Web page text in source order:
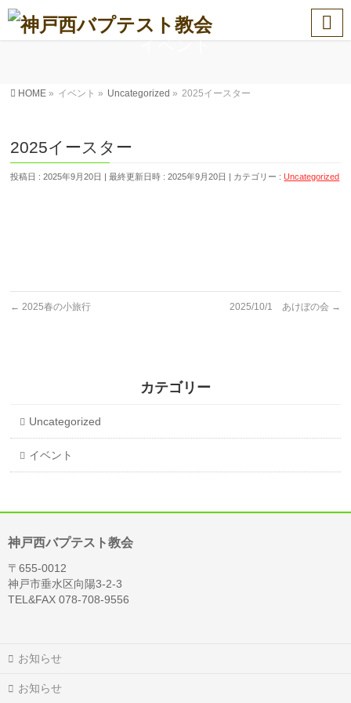
HOME » イベント » Uncategorized » 2025イースター
2025イースター
投稿日 : 2025年9月20日 最終更新日時 : 2025年9月20日 カテゴリー :Uncategorized
← 2025春の小旅行 2025/10/1 あけぼの会 →
カテゴリー
Uncategorized
イベント
神戸西バプテスト教会
〒655-0012
神戸市垂水区向陽3-2-3
TEL&FAX 078-708-9556
お知らせ
お知らせ